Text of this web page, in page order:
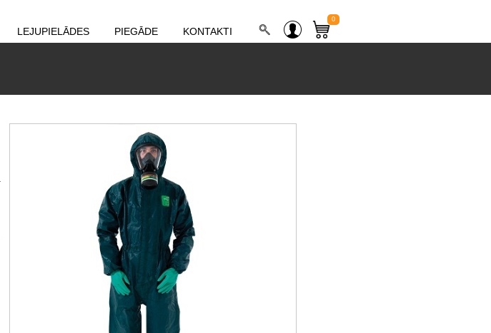
LEJUPIELĀDES PIEGĀDE KONTAKTI
0